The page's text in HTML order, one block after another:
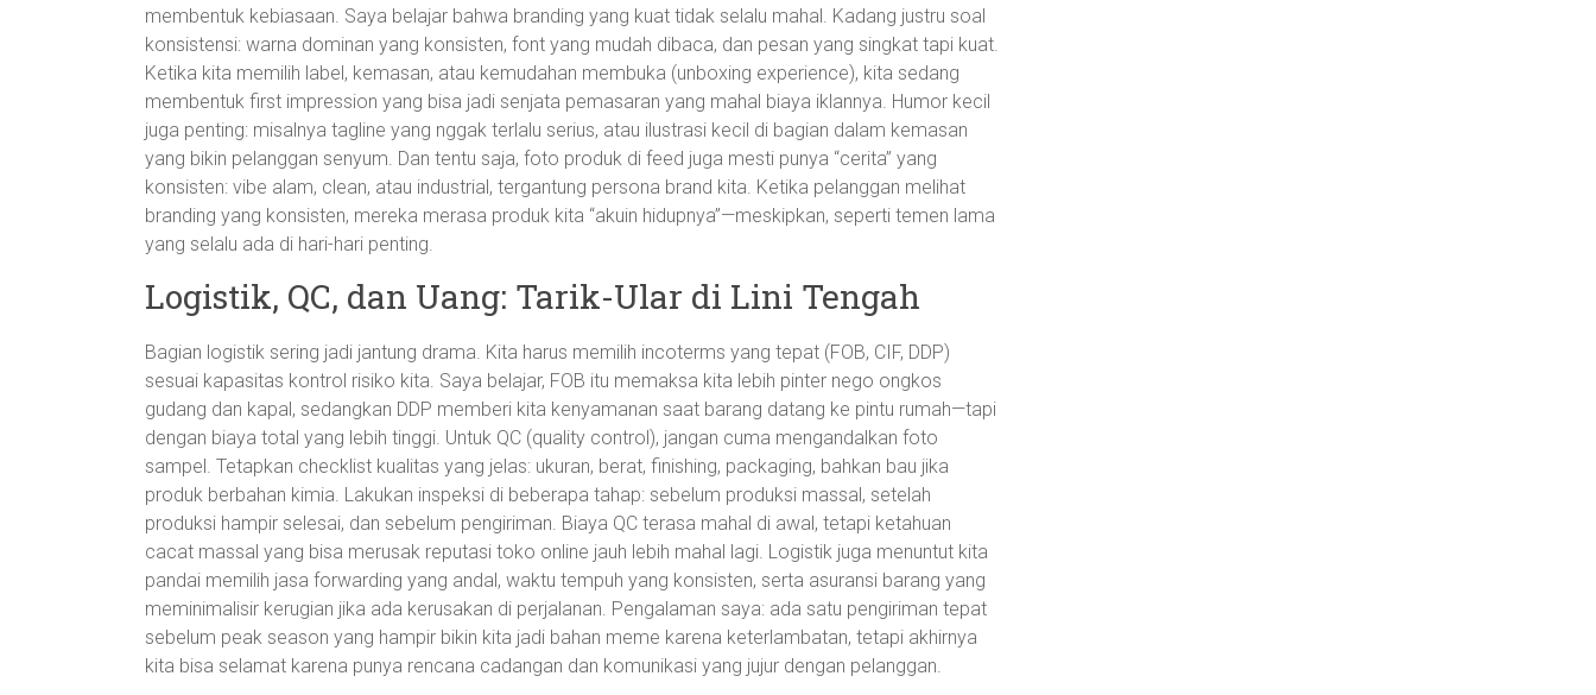
membentuk kebiasaan. Saya belajar bahwa branding yang kuat tidak selalu mahal. Kadang justru soal
konsistensi: warna dominan yang konsisten, font yang mudah dibaca, dan pesan yang singkat tapi kuat.
Ketika kita memilih label, kemasan, atau kemudahan membuka (unboxing experience), kita sedang
membentuk first impression yang bisa jadi senjata pemasaran yang mahal biaya iklannya. Humor kecil
juga penting: misalnya tagline yang nggak terlalu serius, atau ilustrasi kecil di bagian dalam kemasan
yang bikin pelanggan senyum. Dan tentu saja, foto produk di feed juga mesti punya “cerita” yang
konsisten: vibe alam, clean, atau industrial, tergantung persona brand kita. Ketika pelanggan melihat
branding yang konsisten, mereka merasa produk kita “akuin hidupnya”—meskipkan, seperti temen lama
yang selalu ada di hari-hari penting.
Logistik, QC, dan Uang: Tarik-Ular di Lini Tengah
Bagian logistik sering jadi jantung drama. Kita harus memilih incoterms yang tepat (FOB, CIF, DDP)
sesuai kapasitas kontrol risiko kita. Saya belajar, FOB itu memaksa kita lebih pinter nego ongkos
gudang dan kapal, sedangkan DDP memberi kita kenyamanan saat barang datang ke pintu rumah—tapi
dengan biaya total yang lebih tinggi. Untuk QC (quality control), jangan cuma mengandalkan foto
sampel. Tetapkan checklist kualitas yang jelas: ukuran, berat, finishing, packaging, bahkan bau jika
produk berbahan kimia. Lakukan inspeksi di beberapa tahap: sebelum produksi massal, setelah
produksi hampir selesai, dan sebelum pengiriman. Biaya QC terasa mahal di awal, tetapi ketahuan
cacat massal yang bisa merusak reputasi toko online jauh lebih mahal lagi. Logistik juga menuntut kita
pandai memilih jasa forwarding yang andal, waktu tempuh yang konsisten, serta asuransi barang yang
meminimalisir kerugian jika ada kerusakan di perjalanan. Pengalaman saya: ada satu pengiriman tepat
sebelum peak season yang hampir bikin kita jadi bahan meme karena keterlambatan, tetapi akhirnya
kita bisa selamat karena punya rencana cadangan dan komunikasi yang jujur dengan pelanggan.